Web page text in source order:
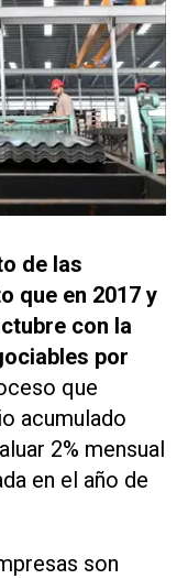
de las
que en 2017 y
con la
por
que
acumulado
2% mensual
en el año de
son